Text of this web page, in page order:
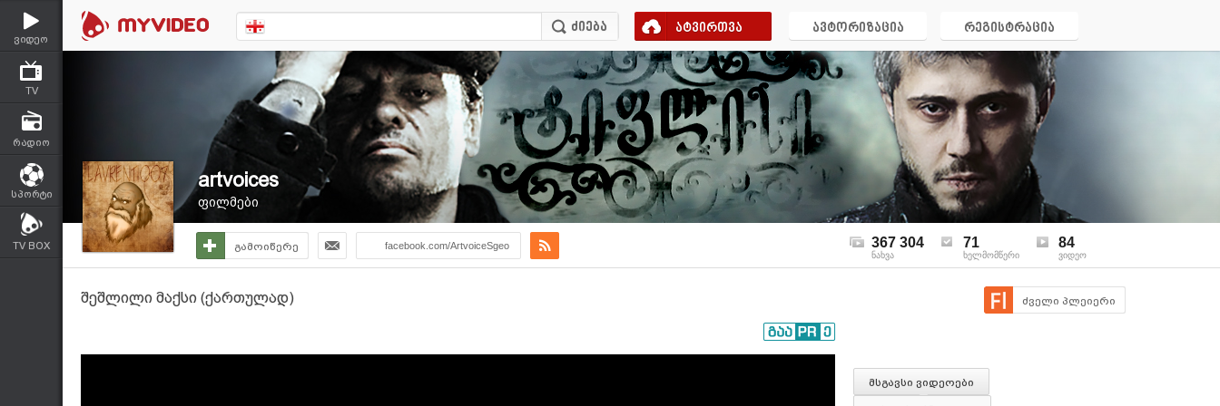
ვიდეო
TV
რადიო
სპორტი
TV BOX
ატვირთვა ავტორიზაცია რეგისტრაცია
artvoices
ფილმები
გამოიწერე facebook.com/ArtvoiceSgeo 367 304
ნახვა
71
ხელმომწერი
84
ვიდეო
შეშლილი მაქსი (ქართულად) ძველი პლეიერი
მსგავსი ვიდეოები